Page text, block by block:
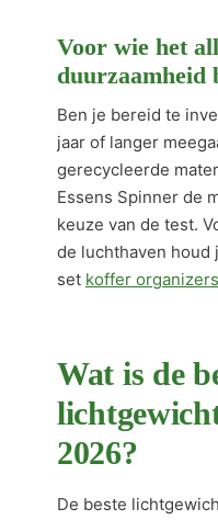
Voor wie het
Ben je bereid te
jaar of langer
gerecycleerde
Essens Spinner de
keuze van de test.
de luchthaven houd
set koffer organizers
Wat is de
2026?
De beste